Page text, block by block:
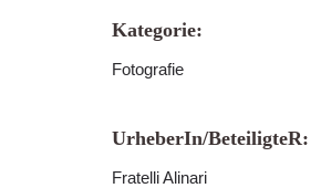
Kategorie:
Fotografie
UrheberIn/BeteiligteR:
Fratelli Alinari